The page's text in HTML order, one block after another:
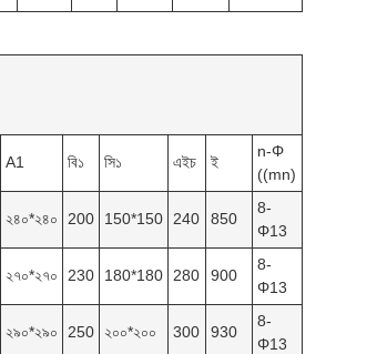
A1 বি১ সি১ এইচ ই
n-Φ
((mn)
২৪০*২৪০ 200 150*150 240 850
8-
Φ13
২৭০*২৭০ 230 180*180 280 900
8-
Φ13
২৯০*২৯০ 250 ২০০*২০০ 300 930
8-
Φ13